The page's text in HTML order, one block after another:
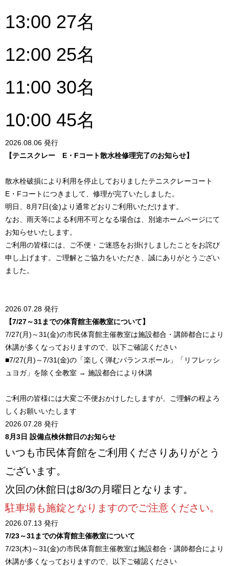
13:00 27名
12:00 25名
11:00 30名
10:00 45名
2026.08.06 発行
【テニスクレー E・Fコート散水栓修理完了のお知らせ】
散水栓破損により利用を停止しておりましたテニスクレーコート
E・Fコートにつきまして、修理が完了いたしました。
明日、8月7日(金)より通常どおりご利用いただけます。
なお、雨天等による利用不可となる場合は、別途ホームページにて
お知らせいたします。
ご利用の皆様には、ご不便・ご迷惑をお掛けしましたことをお詫び
申し上げます。ご理解とご協力をいただき、誠にありがとうござい
ました。
2026.07.28 発行
【7/27～31までの体育館主催教室について】
7/27(月)～31(金)の市民体育館主催教室は施設都合・講師都合により
休講が多くなっておりますので、以下ご確認ください
■7/27(月)～7/31(金)の「楽しく弾むバランスボール」「リフレッシ
ュヨガ」を除く全教室 → 施設都合により休講
ご利用の皆様には大変ご不便おかけしたしますが、ご理解の程よろ
しくお願いいたします
2026.07.28 発行
8月3日 設備点検休館日のお知らせ
いつも市民体育館をご利用くださりありがとう
ございます。
次回の休館日は8/3の月曜日となります。
駐車場も施錠となりますのでご注意ください。
2026.07.13 発行
7/23～31までの体育館主催教室について
7/23(木)～31(金)の市民体育館主催教室は施設都合・講師都合により
休講が多くなっておりますので、以下ご確認ください